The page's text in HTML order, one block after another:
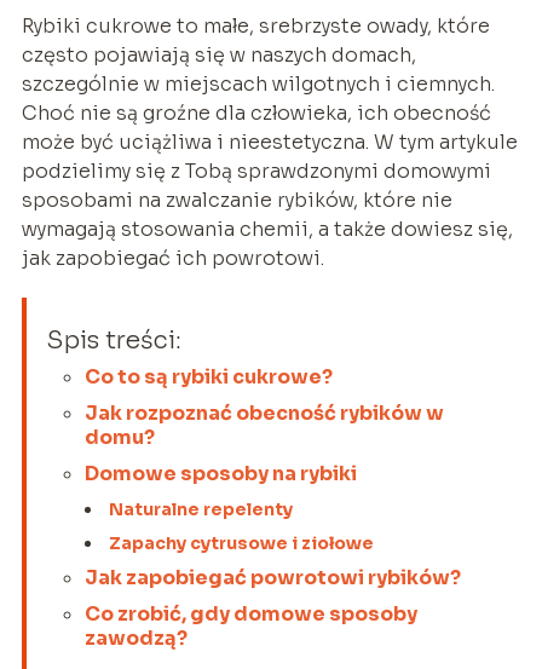
Rybiki cukrowe to małe, srebrzyste owady, które
często pojawiają się w naszych domach,
szczególnie w miejscach wilgotnych i ciemnych.
Choć nie są groźne dla człowieka, ich obecność
może być uciążliwa i nieestetyczna. W tym artykule
podzielimy się z Tobą sprawdzonymi domowymi
sposobami na zwalczanie rybików, które nie
wymagają stosowania chemii, a także dowiesz się,
jak zapobiegać ich powrotowi.
Spis treści:
Co to są rybiki cukrowe?
Jak rozpoznać obecność rybików w
domu?
Domowe sposoby na rybiki
Naturalne repelenty
Zapachy cytrusowe i ziołowe
Jak zapobiegać powrotowi rybików?
Co zrobić, gdy domowe sposoby
zawodzą?